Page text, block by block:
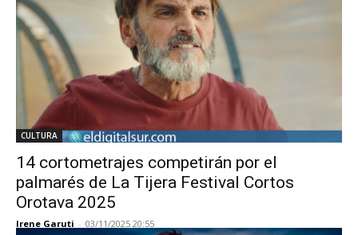
CULTURA
14 cortometrajes competirán por el
palmarés de La Tijera Festival Cortos
Orotava 2025
Irene Garuti - 03/11/2025 20:55